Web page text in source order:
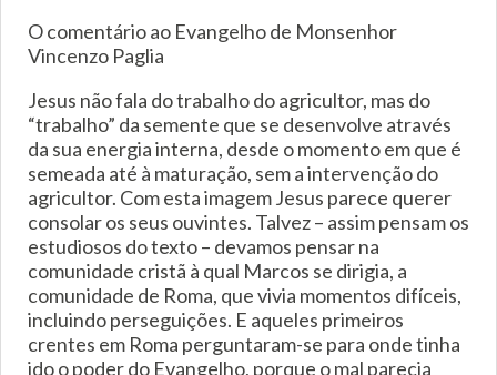
O comentário ao Evangelho de Monsenhor
Vincenzo Paglia
Jesus não fala do trabalho do agricultor, mas do
“trabalho” da semente que se desenvolve através
da sua energia interna, desde o momento em que é
semeada até à maturação, sem a intervenção do
agricultor. Com esta imagem Jesus parece querer
consolar os seus ouvintes. Talvez – assim pensam os
estudiosos do texto – devamos pensar na
comunidade cristã à qual Marcos se dirigia, a
comunidade de Roma, que vivia momentos difíceis,
incluindo perseguições. E aqueles primeiros
crentes em Roma perguntaram-se para onde tinha
ido o poder do Evangelho, porque o mal parecia